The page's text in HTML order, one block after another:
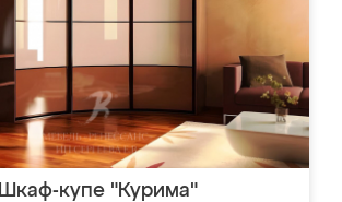
Шкаф-купе "Курима"